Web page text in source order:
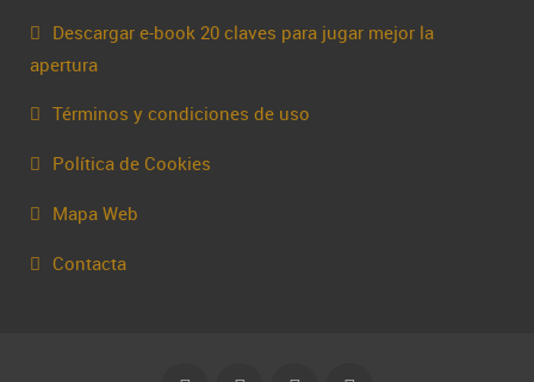
Descargar e-book 20 claves para jugar mejor la
apertura
Términos y condiciones de uso
Política de Cookies
Mapa Web
Contacta